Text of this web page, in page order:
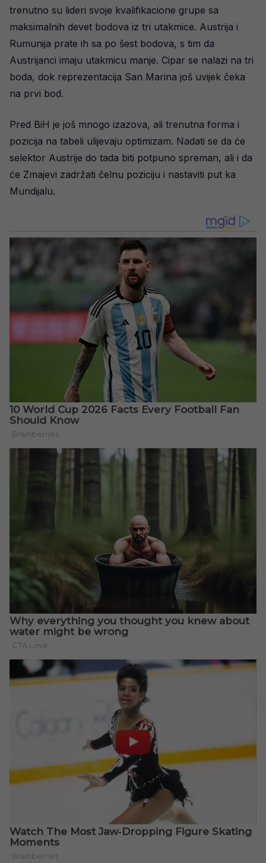
trenutno su lideri svoje kvalifikacione grupe sa
maksimalnih devet bodova iz tri utakmice. Austrija i
Rumunija prate ih sa po šest bodova, s tim da
Austrijanci imaju utakmicu manje. Cipar se nalazi na tri
boda, dok reprezentacija San Marina još uvijek čeka
na prvi bod.
Pred BiH je još mnogo izazova, ali trenutna forma i
pozicija na tabeli ulijevaju optimizam. Nadati se da će
selektor Austrije do tada biti potpuno spreman, ali i da
će Zmajevi zadržati čelnu poziciju i nastaviti put ka
Mundijalu.